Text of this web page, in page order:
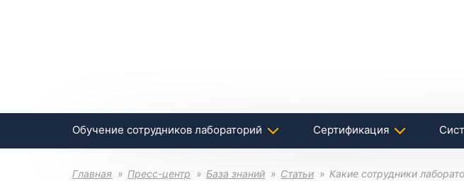
Обучение сотрудников лабораторий Сертификация
Главная Пресс-центр База знаний Статьи Какие сотрудники